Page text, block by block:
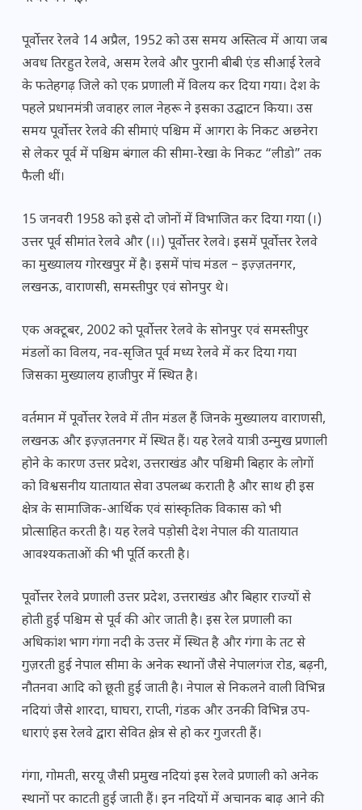
पूर्वोत्तर रेलवे 14 अप्रैल, 1952 को उस समय अस्तित्व में आया जब
अवध तिरहुत रेलवे, असम रेलवे और पुरानी बीबी एंड सीआई रेलवे
के फतेहगढ़ जिले को एक प्रणाली में विलय कर दिया गया। देश के
पहले प्रधानमंत्री जवाहर लाल नेहरू ने इसका उद्घाटन किया। उस
समय पूर्वोत्तर रेलवे की सीमाएं पश्चिम में आगरा के निकट अछनेरा
से लेकर पूर्व में पश्चिम बंगाल की सीमा-रेखा के निकट “लीडो” तक
फैली थीं।
15 जनवरी 1958 को इसे दो जोनों में विभाजित कर दिया गया (।)
उत्तर पूर्व सीमांत रेलवे और (।।) पूर्वोत्तर रेलवे। इसमें पूर्वोत्तर रेलवे
का मुख्यालय गोरखपुर में है। इसमें पांच मंडल – इज़्ज़तनगर,
लखनऊ, वाराणसी, समस्तीपुर एवं सोनपुर थे।
एक अक्टूबर, 2002 को पूर्वोत्तर रेलवे के सोनपुर एवं समस्तीपुर
मंडलों का विलय, नव-सृजित पूर्व मध्य रेलवे में कर दिया गया
जिसका मुख्यालय हाजीपुर में स्थित है।
वर्तमान में पूर्वोत्तर रेलवे में तीन मंडल हैं जिनके मुख्यालय वाराणसी,
लखनऊ और इज़्ज़तनगर में स्थित हैं। यह रेलवे यात्री उन्मुख प्रणाली
होने के कारण उत्तर प्रदेश, उत्तराखंड और पश्चिमी बिहार के लोगों
को विश्वसनीय यातायात सेवा उपलब्ध कराती है और साथ ही इस
क्षेत्र के सामाजिक-आर्थिक एवं सांस्कृतिक विकास को भी
प्रोत्साहित करती है। यह रेलवे पड़ोसी देश नेपाल की यातायात
आवश्यकताओं की भी पूर्ति करती है।
पूर्वोत्तर रेलवे प्रणाली उत्तर प्रदेश, उत्तराखंड और बिहार राज्यों से
होती हुई पश्चिम से पूर्व की ओर जाती है। इस रेल प्रणाली का
अधिकांश भाग गंगा नदी के उत्तर में स्थित है और गंगा के तट से
गुज़रती हुई नेपाल सीमा के अनेक स्थानों जैसे नेपालगंज रोड, बढ़नी,
नौतनवा आदि को छूती हुई जाती है। नेपाल से निकलने वाली विभिन्न
नदियां जैसे शारदा, घाघरा, राप्ती, गंडक और उनकी विभिन्न उप-
धाराएं इस रेलवे द्वारा सेवित क्षे़त्र से हो कर गुजरती हैं।
गंगा, गोमती, सरयू जैसी प्रमुख नदियां इस रेलवे प्रणाली को अनेक
स्थानों पर काटती हुई जाती हैं। इन नदियों में अचानक बाढ़ आने की